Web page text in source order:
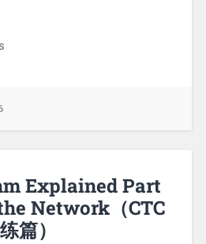
Explained Part
Network（CTC
篇）